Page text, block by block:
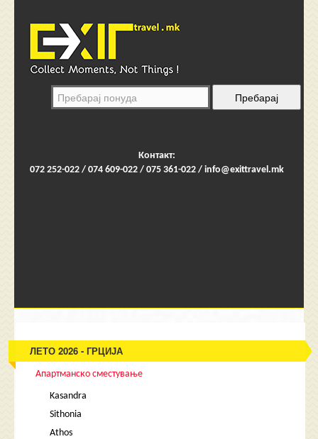
Контакт:
072 252-022 / 074 609-022 / 075 361-022 / info@exittravel.mk
ЛЕТО 2026 - ГРЦИЈА
Апартманско сместување
Kasandra
Sithonia
Athos